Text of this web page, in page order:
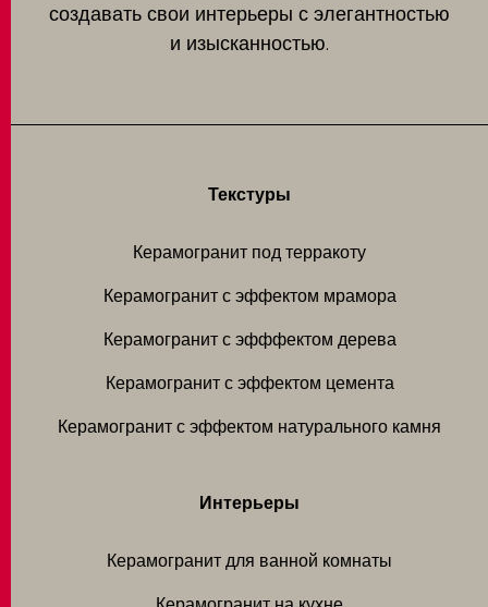
создавать свои интерьеры с элегантностью
и изысканностью.
Текстуры
Керамогранит под терракоту
Керамогранит с эффектом мрамора
Керамогранит с эфффектом дерева
Керамогранит с эффектом цемента
Керамогранит с эффектом натурального камня
Интерьеры
Керамогранит для ванной комнаты